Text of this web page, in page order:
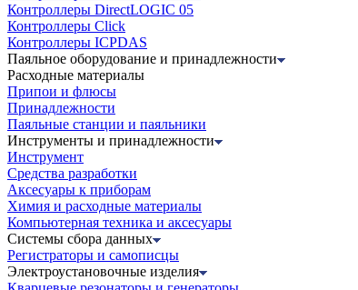
Контроллеры DirectLOGIC 05
Контроллеры Click
Контроллеры ICPDAS
Паяльное оборудование и принадлежности
Расходные материалы
Припои и флюсы
Принадлежности
Паяльные станции и паяльники
Инструменты и принадлежности
Инструмент
Средства разработки
Аксесуары к приборам
Химия и расходные материалы
Компьютерная техника и аксесуары
Системы сбора данных
Регистраторы и самописцы
Электроустановочные изделия